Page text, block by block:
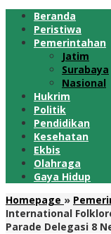
Beranda
Peristiwa
Pemerintahan
Jatim
Surabaya
Nasional
Hukrim
Politik
Pendidikan
Kesehatan
Ekbis
Olahraga
Gaya Hidup
Homepage »
International
Parade Delegasi 8